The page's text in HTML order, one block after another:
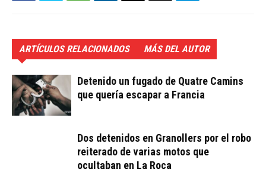
ARTÍCULOS RELACIONADOS MÁS DEL AUTOR
Detenido un fugado de Quatre Camins
que quería escapar a Francia
Dos detenidos en Granollers por el robo
reiterado de varias motos que
ocultaban en La Roca